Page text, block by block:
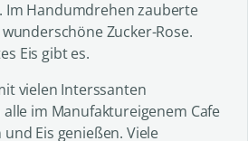
Im Handumdrehen zauberte
Zucker-Rose.
Eis gibt es.
vielen Interssanten
im Manufaktureigenem Cafe
Eis genießen. Viele